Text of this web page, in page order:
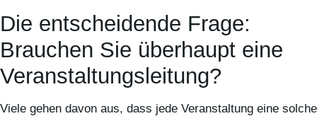
Die entscheidende Frage:
Brauchen Sie überhaupt eine
Veranstaltungsleitung?
Viele gehen davon aus, dass jede Veranstaltung eine solche